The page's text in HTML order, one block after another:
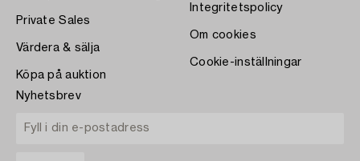
Private Sales
Värdera & sälja
Köpa på auktion
Integritetspolicy
Om cookies
Cookie-inställningar
Nyhetsbrev